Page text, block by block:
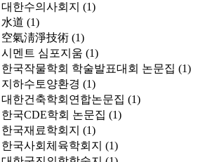
대한수의사회지 (1)
水道 (1)
空氣淸淨技術 (1)
시멘트 심포지움 (1)
한국작물학회 학술발표대회 논문집 (1)
지하수토양환경 (1)
대한건축학회연합논문집 (1)
한국CDE학회 논문집 (1)
한국재료학회지 (1)
한국사회체육학회지 (1)